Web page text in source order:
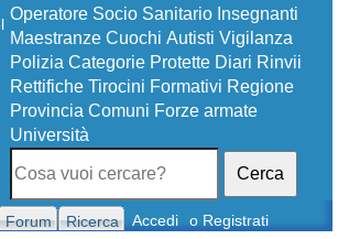
Operatore Socio Sanitario Insegnanti
Maestranze Cuochi Autisti Vigilanza
Polizia Categorie Protette Diari Rinvii
Rettifiche Tirocini Formativi Regione
Provincia Comuni Forze armate
Università
Cerca
Forum Ricerca Accedi o Registrati